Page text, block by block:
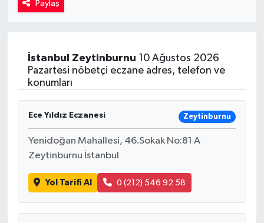
Paylaş
İstanbul Zeytinburnu 10 Ağustos 2026
Pazartesi nöbetçi eczane adres, telefon ve
konumları
Ece Yıldız Eczanesi Zeytinburnu
Yenidoğan Mahallesi, 46.Sokak No:81 A
Zeytinburnu İstanbul
Yol Tarifi Al 0 (212) 546 92 58
Yaşam